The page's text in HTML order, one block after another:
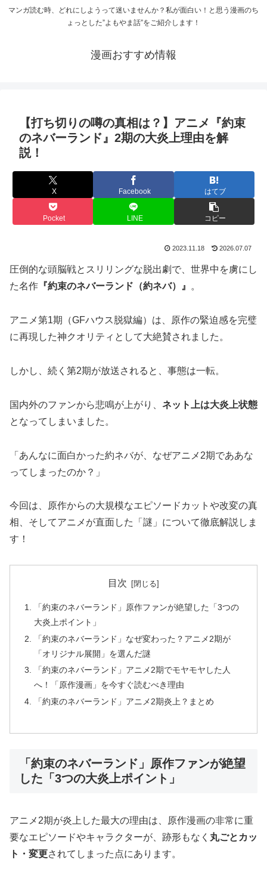
マンガ読む時、どれにしようって迷いませんか？私が面白い！と思う漫画のち
ょっとした”よもやま話”をご紹介します！
漫画おすすめ情報
【打ち切りの噂の真相は？】アニメ『約束
のネバーランド』2期の大炎上理由を解
説！
X Facebook はてブ
Pocket LINE コピー
2023.11.18 2026.07.07
圧倒的な頭脳戦とスリリングな脱出劇で、世界中を虜にし
た名作 『約束のネバーランド（約ネバ）』 。
アニメ第1期（GFハウス脱獄編）は、原作の緊迫感を完璧
に再現した神クオリティとして大絶賛されました。
しかし、続く第2期が放送されると、事態は一転。
国内外のファンから悲鳴が上がり、 ネット上は大炎上状態
となってしまいました。
「あんなに面白かった約ネバが、なぜアニメ2期でああな
ってしまったのか？」
今回は、原作からの大規模なエピソードカットや改変の真
相、そしてアニメが直面した「謎」について徹底解説しま
す！
目次
「約束のネバーランド」原作ファンが絶望した「3つの
大炎上ポイント」
「約束のネバーランド」なぜ変わった？アニメ2期が
「オリジナル展開」を選んだ謎
「約束のネバーランド」アニメ2期でモヤモヤした人
へ！「原作漫画」を今すぐ読むべき理由
「約束のネバーランド」アニメ2期炎上？まとめ
「約束のネバーランド」原作ファンが絶望
した「3つの大炎上ポイント」
アニメ2期が炎上した最大の理由は、原作漫画の非常に重
要なエピソードやキャラクターが、跡形もなく 丸ごとカッ
ト・変更 されてしまった点にあります。